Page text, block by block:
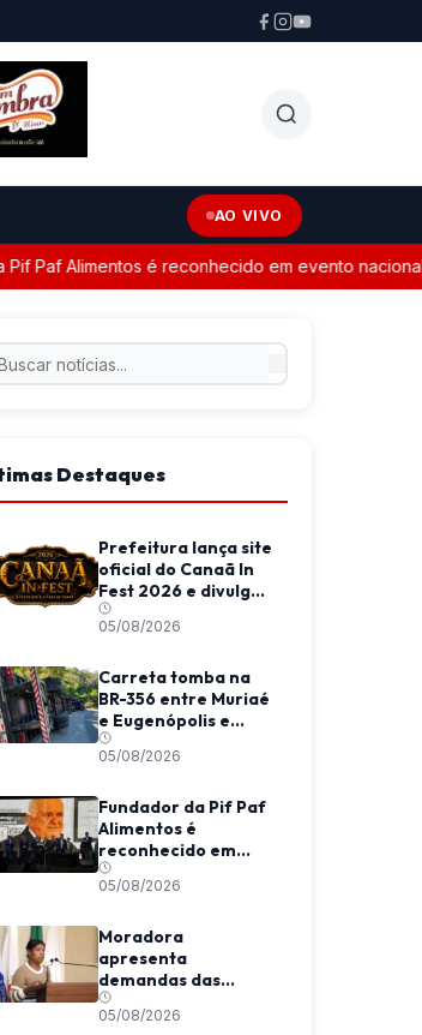
AO VIVO
Alimentos é reconhecido em evento nacional em
Destaques
Prefeitura lança site
oficial do Canaã In
Fest 2026 e divulga
programação do
evento
05/08/2026
Carreta tomba na
BR-356 entre Muriaé
e Eugenópolis e
mobiliza equipes de
resgate
05/08/2026
Fundador da Pif Paf
Alimentos é
reconhecido em
evento nacional em
São Paulo
05/08/2026
Moradora
apresenta
demandas das
Coelhas em Tribuna
Livre na Câmara de
05/08/2026